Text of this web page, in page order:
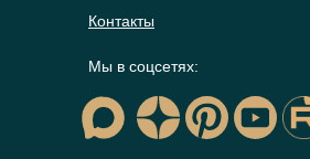
Контакты
Мы в соцсетях: